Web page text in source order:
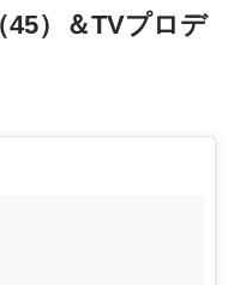
45）＆TVプロデ